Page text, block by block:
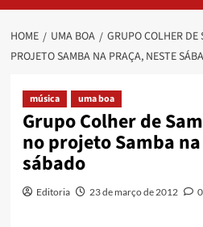
HOME UMA BOA
GRUPO COLHER DE
PROJETO SAMBA NA PRAÇA, NESTE
música uma boa
Grupo Colher de
no projeto Samba
sábado
Editoria 23 de março de 2012 0